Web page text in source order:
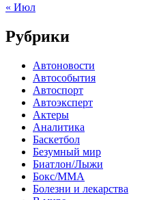
« Июл
Рубрики
Автоновости
Автособытия
Автоспорт
Автоэксперт
Актеры
Аналитика
Баскетбол
Безумный мир
Биатлон/Лыжи
Бокс/MMA
Болезни и лекарства